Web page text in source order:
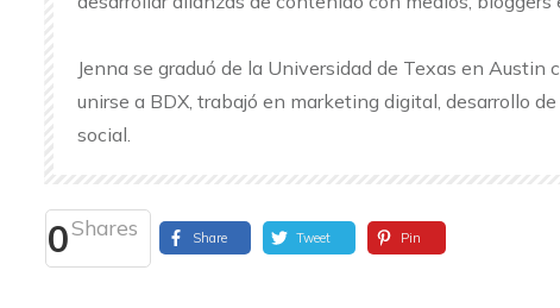
Jenna se graduó de la Universidad de Texas en
unirse a BDX, trabajó en marketing digital, desarrollo
social.
0Shares Share Tweet Pin